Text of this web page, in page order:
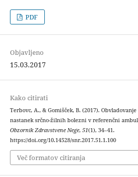
PDF
Objavljeno
15.03.2017
Kako citirati
Terbovc, A., & Gomišček, B. (2017).
nastanek srčno-žilnih bolezni v referenčni
Obzornik Zdravstvene Nege, 51(1), 34–41.
https://doi.org/10.14528/snr.2017.51.1.100
Več formatov citiranja